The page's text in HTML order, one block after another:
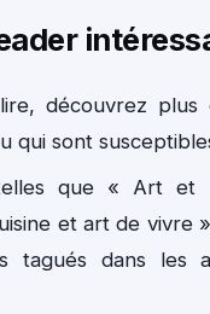
découvrez plus
qui sont
que « Art et
et art de vivre
tagués dans les